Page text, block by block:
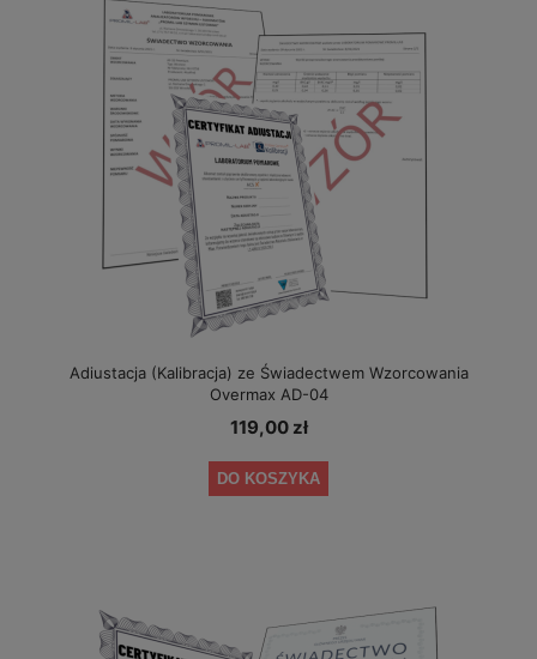
Adiustacja (Kalibracja) ze Świadectwem Wzorcowania
Overmax AD-04
119,00 zł
DO KOSZYKA